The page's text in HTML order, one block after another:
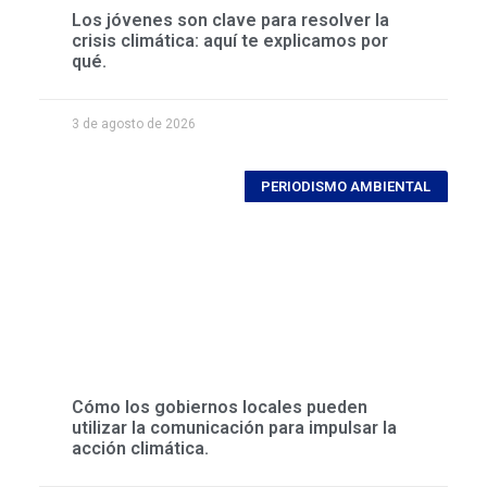
Los jóvenes son clave para resolver la
crisis climática: aquí te explicamos por
qué.
3 de agosto de 2026
PERIODISMO AMBIENTAL
Cómo los gobiernos locales pueden
utilizar la comunicación para impulsar la
acción climática.